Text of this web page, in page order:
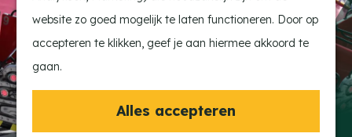
website zo goed mogelijk te laten functioneren. Door op
accepteren te klikken, geef je aan hiermee akkoord te
gaan.
Alles accepteren
a
a
r
d
e
h
Kempenmagazine
Snoeperke